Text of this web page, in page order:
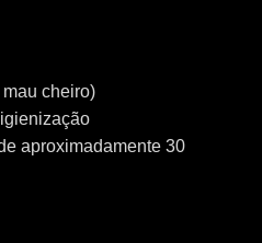
cheiro)
aproximadamente 30